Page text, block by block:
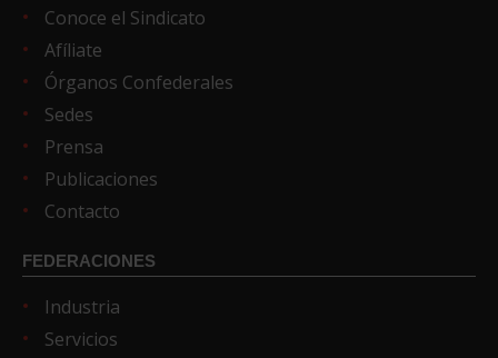
Conoce el Sindicato
Afíliate
Órganos Confederales
Sedes
Prensa
Publicaciones
Contacto
FEDERACIONES
Industria
Servicios